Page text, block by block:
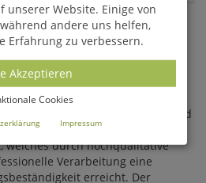
FÜR GÄRTEN,
hochwertigem Kunststein
anderem Bestandteile von
Der Brunnen wird von Hand
Farbverläufe entstehen. Jedes
welches durch hochqualitative
Verarbeitung eine
erreicht. Der
unserer Website. Einige von
andere uns helfen,
Erfahrung zu verbessern.
Akzeptieren
Cookies
Impressum